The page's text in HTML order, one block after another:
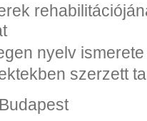
nyelv ismerete
szerzett
Budapest